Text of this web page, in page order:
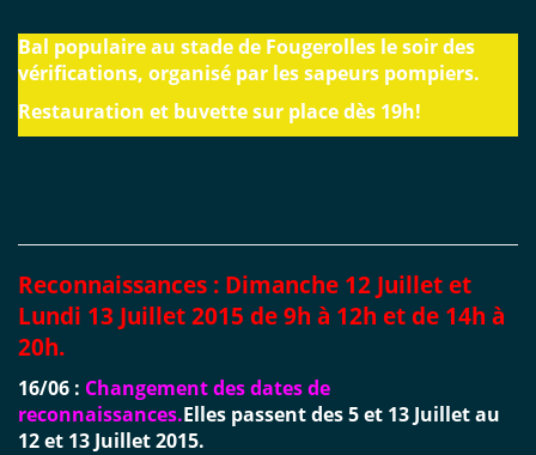
Bal populaire au stade de Fougerolles le soir des
vérifications, organisé par les sapeurs pompiers.
Restauration et buvette sur place dès 19h!
Reconnaissances : Dimanche 12 Juillet et
Lundi 13 Juillet 2015 de 9h à 12h et de 14h à
20h.
16/06 : Changement des dates de
reconnaissances.Elles passent des 5 et 13 Juillet au
12 et 13 Juillet 2015.